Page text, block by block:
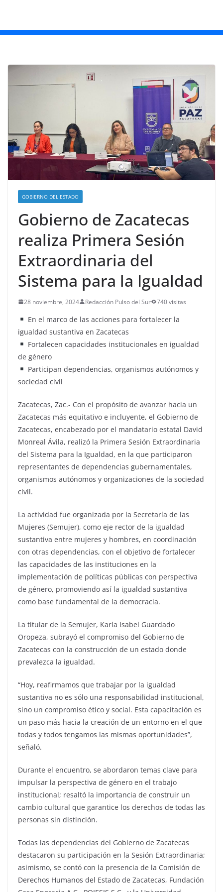
GOBIERNO DEL ESTADO
Gobierno de Zacatecas
realiza Primera Sesión
Extraordinaria del
Sistema para la Igualdad
28 noviembre, 2024 Redacción Pulso del Sur 740 visitas
En el marco de las acciones para fortalecer la
igualdad sustantiva en Zacatecas
Fortalecen capacidades institucionales en igualdad
de género
Participan dependencias, organismos autónomos y
sociedad civil
Zacatecas, Zac.- Con el propósito de avanzar hacia un
Zacatecas más equitativo e incluyente, el Gobierno de
Zacatecas, encabezado por el mandatario estatal David
Monreal Ávila, realizó la Primera Sesión Extraordinaria
del Sistema para la Igualdad, en la que participaron
representantes de dependencias gubernamentales,
organismos autónomos y organizaciones de la sociedad
civil.
La actividad fue organizada por la Secretaría de las
Mujeres (Semujer), como eje rector de la igualdad
sustantiva entre mujeres y hombres, en coordinación
con otras dependencias, con el objetivo de fortalecer
las capacidades de las instituciones en la
implementación de políticas públicas con perspectiva
de género, promoviendo así la igualdad sustantiva
como base fundamental de la democracia.
La titular de la Semujer, Karla Isabel Guardado
Oropeza, subrayó el compromiso del Gobierno de
Zacatecas con la construcción de un estado donde
prevalezca la igualdad.
“Hoy, reafirmamos que trabajar por la igualdad
sustantiva no es sólo una responsabilidad institucional,
sino un compromiso ético y social. Esta capacitación es
un paso más hacia la creación de un entorno en el que
todas y todos tengamos las mismas oportunidades”,
señaló.
Durante el encuentro, se abordaron temas clave para
impulsar la perspectiva de género en el trabajo
institucional; resaltó la importancia de construir un
cambio cultural que garantice los derechos de todas las
personas sin distinción.
Todas las dependencias del Gobierno de Zacatecas
destacaron su participación en la Sesión Extraordinaria;
asimismo, se contó con la presencia de la Comisión de
Derechos Humanos del Estado de Zacatecas, Fundación